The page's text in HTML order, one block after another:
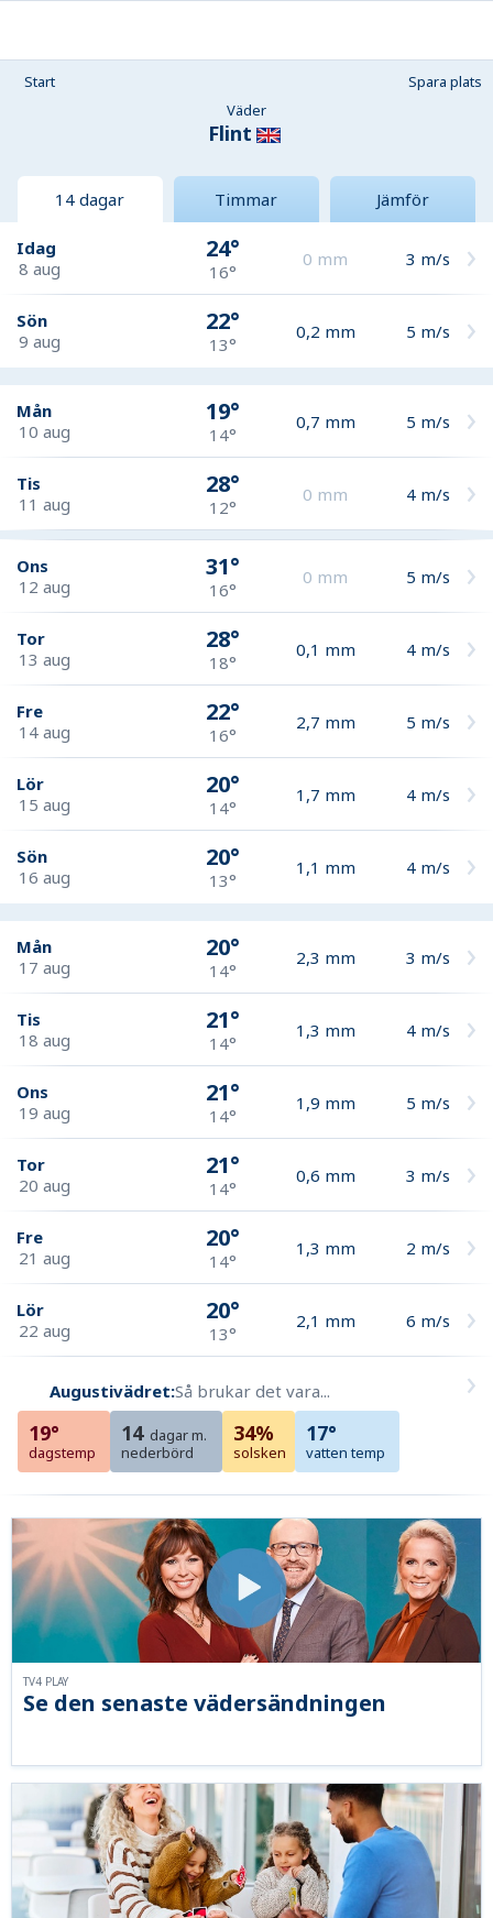
Start
Spara plats
Väder
Flint
14 dagar Timmar Jämför
Idag
8 aug
24°
16°
0 mm 3 m/s
Sön
9 aug
22°
13°
0,2 mm 5 m/s
Mån
10 aug
19°
14°
0,7 mm 5 m/s
Tis
11 aug
28°
12°
0 mm 4 m/s
Ons
12 aug
31°
16°
0 mm 5 m/s
Tor
13 aug
28°
18°
0,1 mm 4 m/s
Fre
14 aug
22°
16°
2,7 mm 5 m/s
Lör
15 aug
20°
14°
1,7 mm 4 m/s
Sön
16 aug
20°
13°
1,1 mm 4 m/s
Mån
17 aug
20°
14°
2,3 mm 3 m/s
Tis
18 aug
21°
14°
1,3 mm 4 m/s
Ons
19 aug
21°
14°
1,9 mm 5 m/s
Tor
20 aug
21°
14°
0,6 mm 3 m/s
Fre
21 aug
20°
14°
1,3 mm 2 m/s
Lör
22 aug
20°
13°
2,1 mm 6 m/s
Augustivädret:Så brukar det vara...
19°
dagstemp
14 dagar m.
nederbörd
34%
solsken
17°
vatten temp
Se den senaste vädersändningen
TV4 PLAY